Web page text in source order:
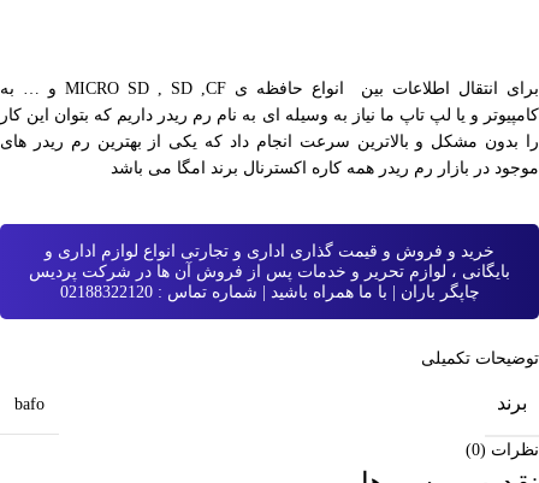
برای انتقال اطلاعات بین انواع حافظه ی MICRO SD , SD ,CF و … به
کامپیوتر و یا لپ تاپ ما نیاز به وسیله ای به نام رم ریدر داریم که بتوان این کار
را بدون مشکل و بالاترین سرعت انجام داد که یکی از بهترین رم ریدر های
موجود در بازار رم ریدر همه کاره اکسترنال برند امگا می باشد
خرید و فروش و قیمت گذاری اداری و تجارتی انواع لوازم اداری و
بایگانی ، لوازم تحریر و خدمات پس از فروش آن ها در شرکت پردیس
چاپگر باران | با ما همراه باشید | شماره تماس : 02188322120
توضیحات تکمیلی
برند bafo
نظرات (0)